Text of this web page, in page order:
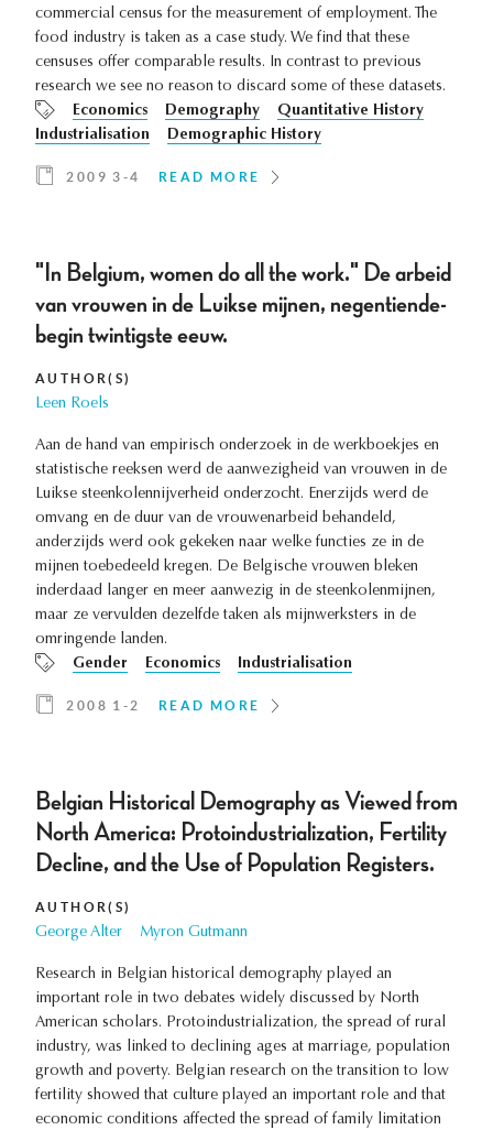
commercial census for the measurement of employment. The
food industry is taken as a case study. We find that these
censuses offer comparable results. In contrast to previous
research we see no reason to discard some of these datasets.
Economics
Demography
Quantitative History
Industrialisation
Demographic History
2009 3-4 READ MORE
"In Belgium, women do all the work." De arbeid
van vrouwen in de Luikse mijnen, negentiende-
begin twintigste eeuw.
AUTHOR(S)
Leen Roels
Aan de hand van empirisch onderzoek in de werkboekjes en
statistische reeksen werd de aanwezigheid van vrouwen in de
Luikse steenkolennijverheid onderzocht. Enerzijds werd de
omvang en de duur van de vrouwenarbeid behandeld,
anderzijds werd ook gekeken naar welke functies ze in de
mijnen toebedeeld kregen. De Belgische vrouwen bleken
inderdaad langer en meer aanwezig in de steenkolenmijnen,
maar ze vervulden dezelfde taken als mijnwerksters in de
omringende landen.
Gender
Economics Industrialisation
2008 1-2 READ MORE
Belgian Historical Demography as Viewed from
North America: Protoindustrialization, Fertility
Decline, and the Use of Population Registers.
AUTHOR(S)
George Alter Myron Gutmann
Research in Belgian historical demography played an
important role in two debates widely discussed by North
American scholars. Protoindustrialization, the spread of rural
industry, was linked to declining ages at marriage, population
growth and poverty. Belgian research on the transition to low
fertility showed that culture played an important role and that
economic conditions affected the spread of family limitation